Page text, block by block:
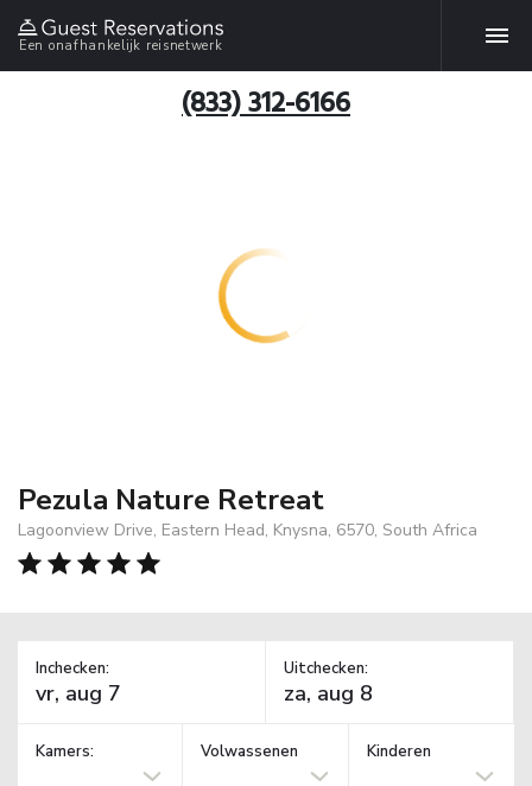
Een onafhankelijk reisnetwerk
(833) 312-6166
Pezula Nature Retreat
Lagoonview Drive, Eastern Head, Knysna, 6570, South Africa
Inchecken: Uitchecken:
Kamers: Volwassenen Kinderen